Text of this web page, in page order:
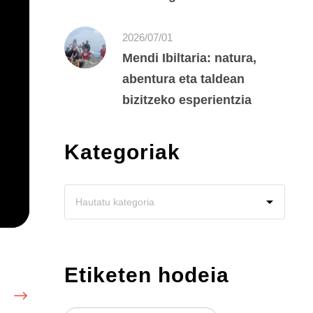
2026/07/01
Mendi Ibiltaria: natura,
abentura eta taldean
bizitzeko esperientzia
Kategoriak
Etiketen hodeia